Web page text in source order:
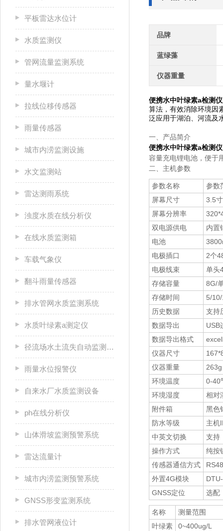
平板雷达水位计
水质监测仪
管网流量监测系统
量水堰计
拉线位移传感器
雨量传感器
城市内涝监测设施
水文监测站
雷达测雨系统
浊度水质在线分析仪
在线水质监测箱
车载气象仪
翻斗雨量传感器
排水管网水质监测系统
水质叶绿素a测定仪
径流场水土流失自动监测系统
雨量水位报警仪
自来水厂水质监测设备
ph在线分析仪
山体滑坡监测预警系统
雷达流量计
城市内涝监测预警系统
GNSS形变监测系统
排水管网液位计
品牌
蓝绿藻
仪器重量
便携水中叶绿素a检测仪
算法，有效消除环境因
泛应用于湖泊、河流及
一、产品简介
便携水中叶绿素a检测仪
容量充电锂电池，便于
二、主机参数
参数名称
参数
屏幕尺寸
3.5
屏幕分辨率
双电源供电
内置
电池
电极插口
2个
电极线束
单头
存储容量
8G/
存储时间
5/
历史数据
支持
数据导出
USB
数据导出格式
仪器尺寸
仪器重量
263g
环境温度
0-
环境湿度
相对
附件箱
黑色
防水等级
主机
中英文切换
支持
操作方式
纯按
传感器通信方式
外置4G模块
GNSS定位
选配
名称
测量范围
叶绿素
0~400ug/L